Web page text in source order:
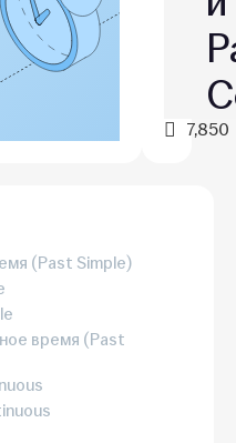
7,850
(Past Simple)
время (Past